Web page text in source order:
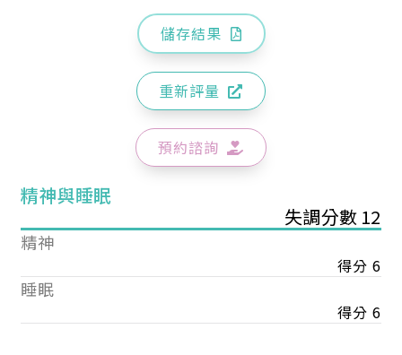
儲存結果
重新評量
預約諮詢
精神與睡眠
失調分數 12
精神
得分 6
睡眠
得分 6